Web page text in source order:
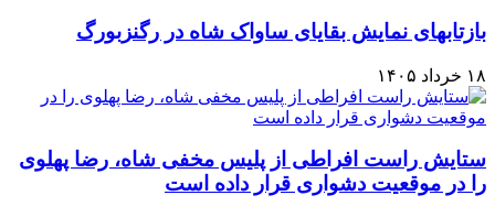
بازتابهای نمایش بقایای ساواک شاه در رگنزبورگ
۱۸ خرداد ۱۴۰۵
ستایش راست افراطی از پلیس مخفی شاه، رضا پهلوی
را در موقعیت دشواری قرار داده است